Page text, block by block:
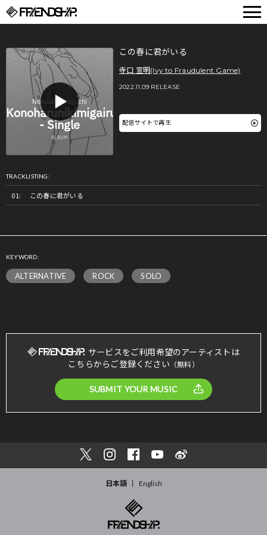
この春に君がいる
寺口 宣明(Ivy to Fraudulent Game)
2022.11.09 RELEASE
配信サイトで再生
TRACKLISTING:
この春に君がいる
KEYWORD:
ALTERNATIVE ROCK SOLO
サービスをご利用希望のアーティストは
こちらからご登録ください （無料）
SUBMIT YOUR MUSIC
日本語 English